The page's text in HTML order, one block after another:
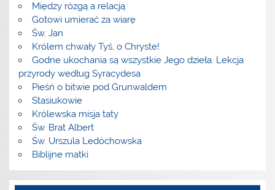
Między rózgą a relacją
Gotowi umierać za wiarę
Św. Jan
Królem chwały Tyś, o Chryste!
Godne ukochania są wszystkie Jego dzieła. Lekcja
przyrody według Syracydesa
Pieśń o bitwie pod Grunwaldem
Stasiukowie
Królewska misja taty
Św. Brat Albert
Św. Urszula Ledóchowska
Biblijne matki